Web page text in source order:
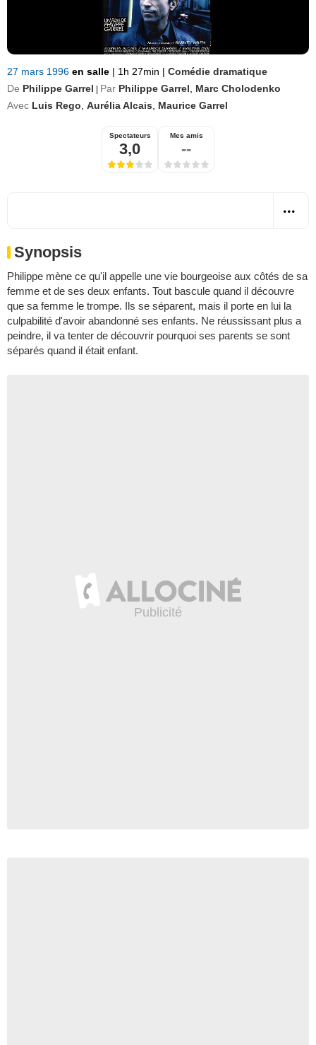
27 mars 1996 en salle | 1h 27min | Comédie dramatique
De Philippe Garrel Par Philippe Garrel
Marc Cholodenko
Avec Luis Rego Aurélia Alcais Maurice Garrel
Spectateurs
3,0
Mes amis
--
Synopsis
Philippe mène ce qu'il appelle une vie bourgeoise aux côtés de sa
femme et de ses deux enfants. Tout bascule quand il découvre
que sa femme le trompe. Ils se séparent, mais il porte en lui la
culpabilité d'avoir abandonné ses enfants. Ne réussissant plus a
peindre, il va tenter de découvrir pourquoi ses parents se sont
séparés quand il était enfant.